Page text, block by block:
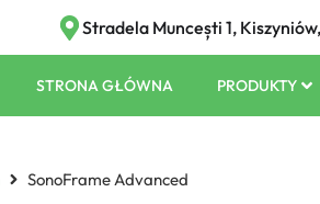
Stradela Muncești 1,
STRONA GŁÓWNA PRODUKTY
SonoFrame Advanced